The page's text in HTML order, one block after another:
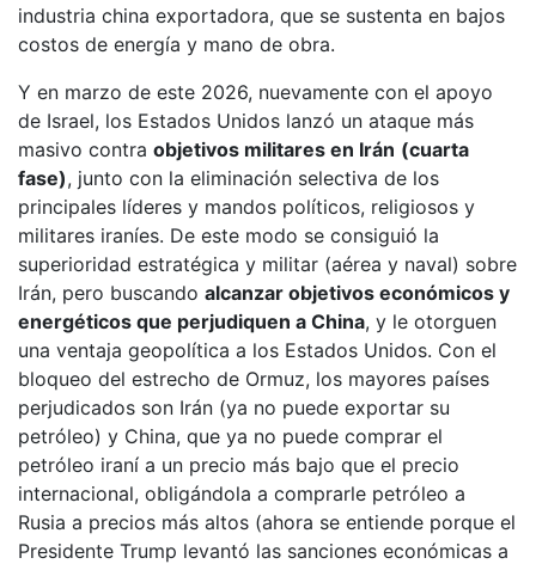
industria china exportadora, que se sustenta en bajos
costos de energía y mano de obra.
Y en marzo de este 2026, nuevamente con el apoyo
de Israel, los Estados Unidos lanzó un ataque más
masivo contra objetivos militares en Irán (cuarta
fase), junto con la eliminación selectiva de los
principales líderes y mandos políticos, religiosos y
militares iraníes. De este modo se consiguió la
superioridad estratégica y militar (aérea y naval) sobre
Irán, pero buscando alcanzar objetivos económicos y
energéticos que perjudiquen a China, y le otorguen
una ventaja geopolítica a los Estados Unidos. Con el
bloqueo del estrecho de Ormuz, los mayores países
perjudicados son Irán (ya no puede exportar su
petróleo) y China, que ya no puede comprar el
petróleo iraní a un precio más bajo que el precio
internacional, obligándola a comprarle petróleo a
Rusia a precios más altos (ahora se entiende porque el
Presidente Trump levantó las sanciones económicas a